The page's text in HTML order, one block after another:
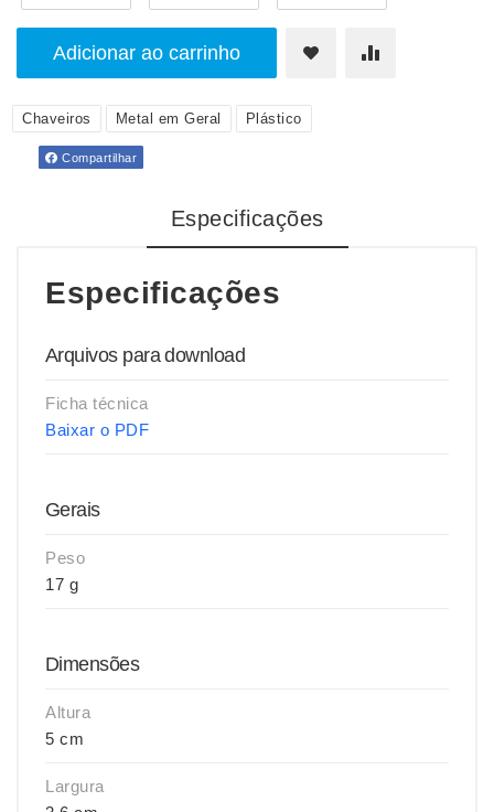
Adicionar ao carrinho
Chaveiros Metal em Geral Plástico
Compartilhar
Especificações
Especificações
Arquivos para download
Ficha técnica
Baixar o PDF
Gerais
Peso
17 g
Dimensões
Altura
5 cm
Largura